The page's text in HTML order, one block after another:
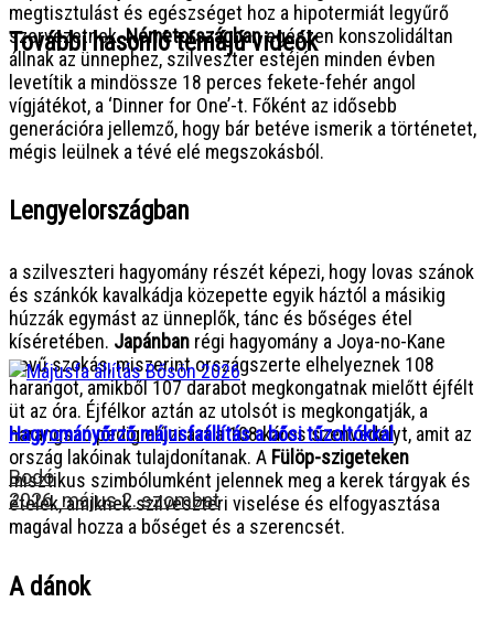
megtisztulást és egészséget hoz a hipotermiát legyűrő
szervezetnek.Németországbanegészen konszolidáltan
állnak az ünnephez, szilveszter estéjén minden évben
levetítik a mindössze 18 perces fekete-fehér angol
vígjátékot, a ‘Dinner for One’-t. Főként az idősebb
generációra jellemző, hogy bár betéve ismerik a történetet,
mégis leülnek a tévé elé megszokásból.
Lengyelországban
a szilveszteri hagyomány részét képezi, hogy lovas szánok
és szánkók kavalkádja közepette egyik háztól a másikig
húzzák egymást az ünneplők, tánc és bőséges étel
kíséretében. Japánban régi hagyomány a Joya-no-Kane
nevű szokás, miszerint országszerte elhelyeznek 108
harangot, amikből 107 darabot megkongatnak mielőtt éjfélt
üt az óra. Éjfélkor aztán az utolsót is megkongatják, a
harangszó pedig elűzi azt a 108 káros szenvedélyt, amit az
ország lakóinak tulajdonítanak. A Fülöp-szigeteken
misztikus szimbólumként jelennek meg a kerek tárgyak és
ételek, amiknek szilveszteri viselése és elfogyasztása
magával hozza a bőséget és a szerencsét.
A dánok
További hasonló témájú videók
Hagyományőrző májusfaállítás a bősi tűzoltókkal
Bodó
2026. május 2. szombat